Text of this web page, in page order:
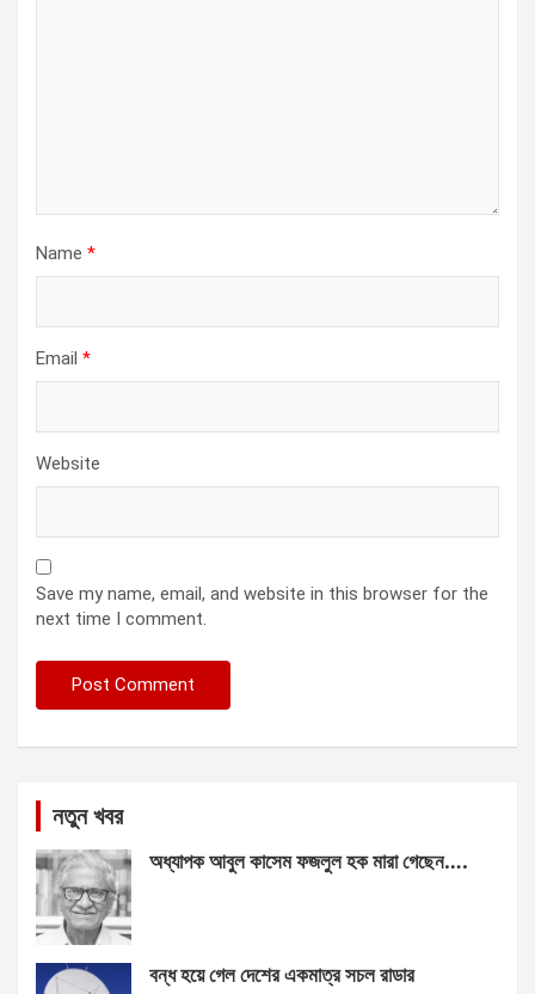
Name *
Email *
Website
Save my name, email, and website in this browser for the
next time I comment.
নতুন খবর
অধ্যাপক আবুল কাসেম ফজলুল হক মারা গেছেন….
বন্ধ হয়ে গেল দেশের একমাত্র সচল রাডার